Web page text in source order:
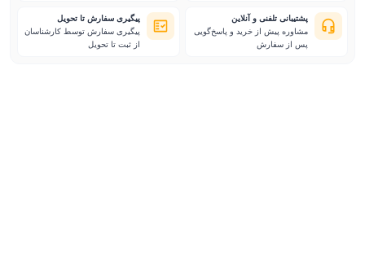
پشتیبانی تلفنی و آنلاین
مشاوره پیش از خرید و پاسخ‌گویی
پس از سفارش
پیگیری سفارش تا تحویل
پیگیری سفارش توسط کارشناسان
از ثبت تا تحویل